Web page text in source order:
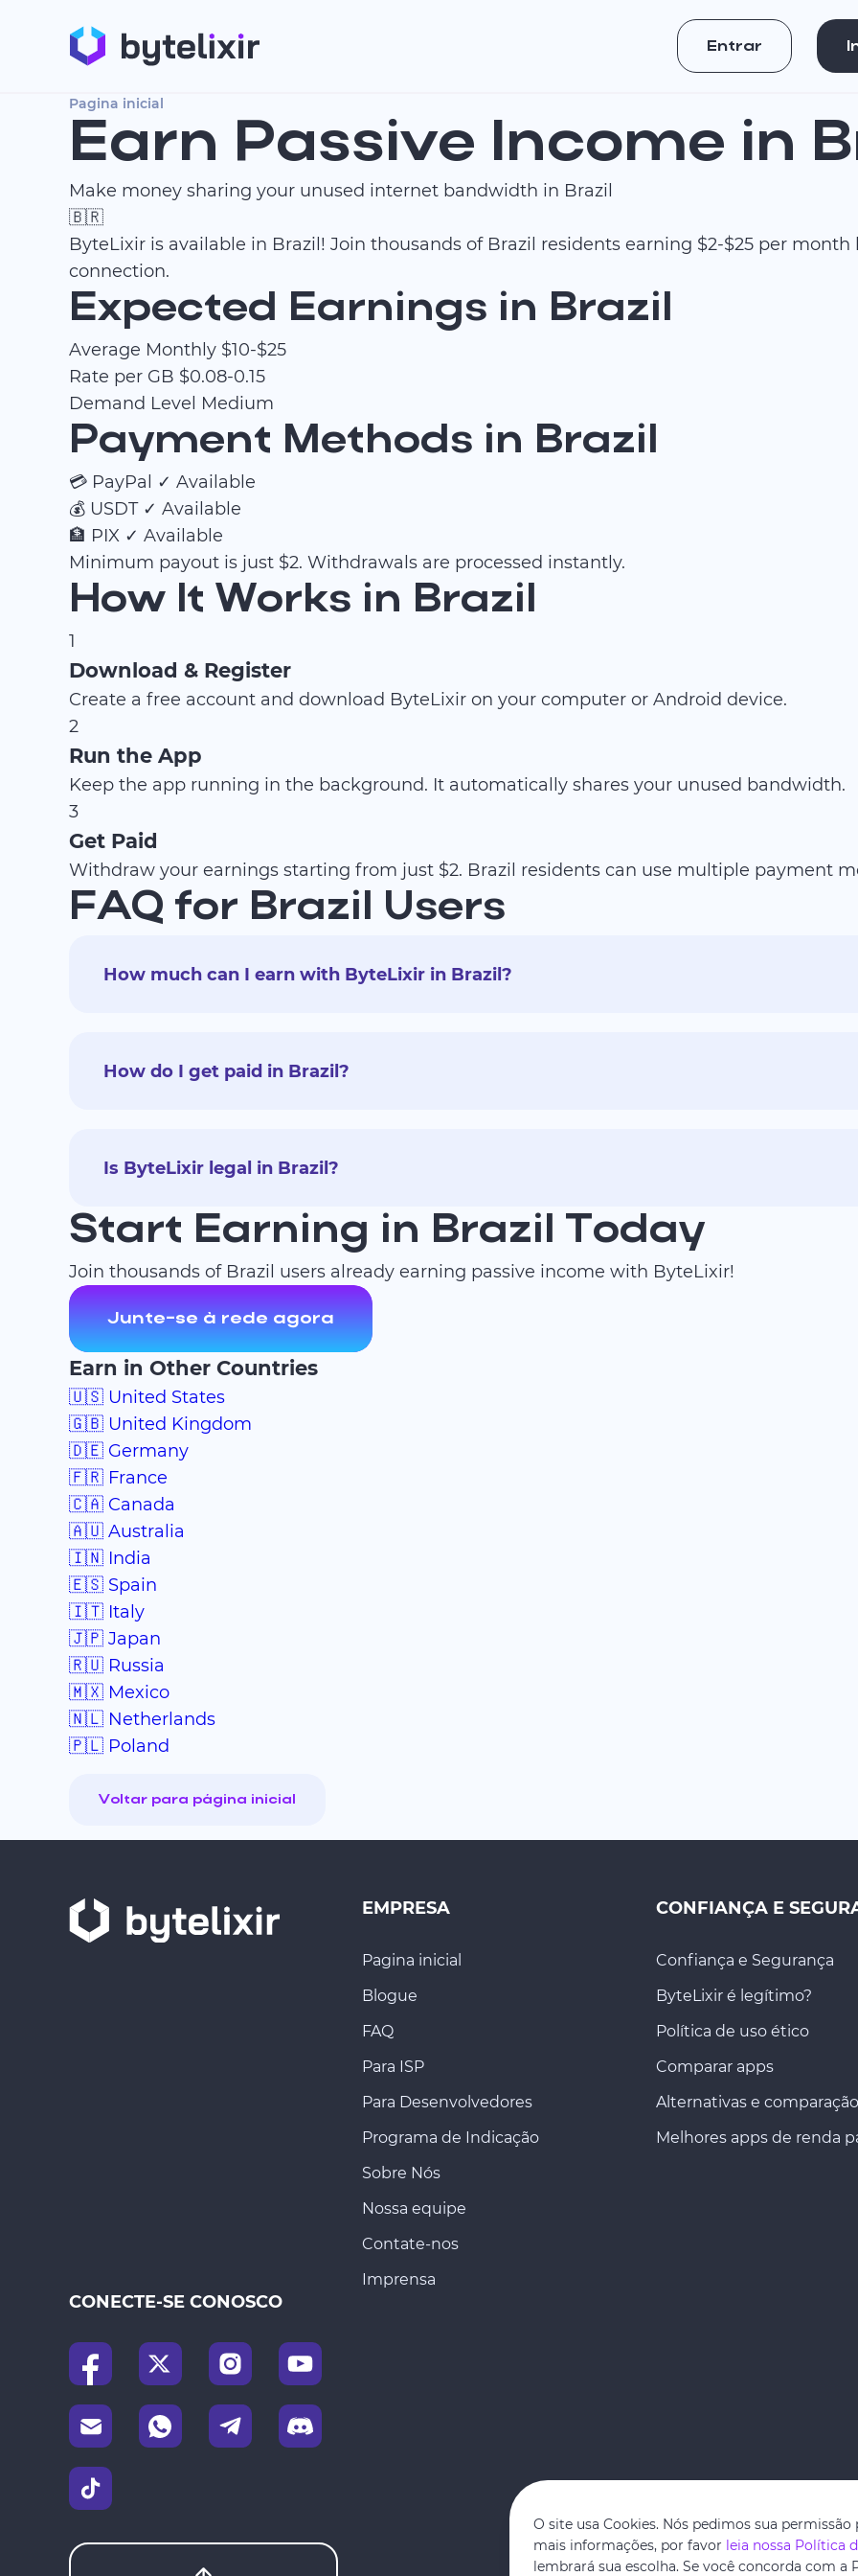
Entrar
Pagina inicial
Earn Passive Income in
Make money sharing your unused internet bandwidth in Brazil
🇧🇷
ByteLixir is available in Brazil! Join thousands of Brazil residents earning $2-$25 per
connection.
Expected Earnings in Brazil
Average Monthly $10-$25
Rate per GB $0.08-0.15
Demand Level Medium
Payment Methods in Brazil
💳 PayPal
✓ Available
💰 USDT ✓ Available
🏦 PIX ✓ Available
Minimum payout is just $2. Withdrawals are processed instantly.
How It Works in Brazil
1
Download & Register
Create a free account and download ByteLixir on your computer or Android device.
2
Run the App
Keep the app running in the background. It automatically shares your unused bandwidth.
3
Get Paid
Withdraw your earnings starting from just $2. Brazil residents can use multiple payment
FAQ for Brazil Users
How much can I earn with ByteLixir in Brazil?
How do I get paid in Brazil?
Is ByteLixir legal in Brazil?
Start Earning in Brazil Today
Join thousands of Brazil users already earning passive income with ByteLixir!
Junte-se à rede agora
Earn in Other Countries
🇺🇸 United States
🇬🇧 United Kingdom
🇩🇪 Germany
🇫🇷 France
🇨🇦 Canada
🇦🇺 Australia
🇮🇳 India
🇪🇸 Spain
🇮🇹 Italy
🇯🇵 Japan
🇷🇺 Russia
🇲🇽 Mexico
🇳🇱 Netherlands
🇵🇱 Poland
Voltar para página inicial
EMPRESA
Pagina inicial
Blogue
FAQ
Para ISP
Para Desenvolvedores
Programa de Indicação
Sobre Nós
Nossa equipe
Contate-nos
Imprensa
CONFIANÇA E
Confiança e Segurança
ByteLixir é legítimo?
Política de uso ético
Comparar apps
Alternativas e comparação
Melhores apps de renda
CONECTE-SE CONOSCO
O site usa Cookies. Nós pedimos sua
mais informações, por favor leia nossa Política
lembrará sua escolha. Se você concorda com